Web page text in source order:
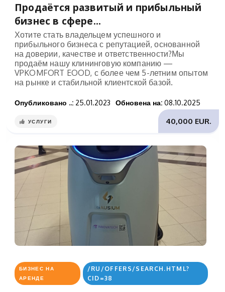
Продаётся развитый и прибыльный
бизнес в сфере...
Хотите стать владельцем успешного и
прибыльного бизнеса с репутацией, основанной
на доверии, качестве и ответственности?Мы
продаём нашу клининговую компанию —
VPKOMFORT EOOD, с более чем 5-летним опытом
на рынке и стабильной клиентской базой.
Опубликовано ..: 25.01.2023 Обновена на: 08.10.2025
40,000 EUR.
УСЛУГИ
БИЗНЕС НА
АРЕНДЕ
/RU/OFFERS/SEARCH.HTML?
CID=38